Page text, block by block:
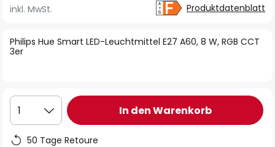
der
springen
Philips Hue Smart LED-Leuchtmittel E27 A60, 8 W, RGB CCT
3er
inkl. MwSt. Produktdatenblatt
1 In den Warenkorb
50 Tage Retoure